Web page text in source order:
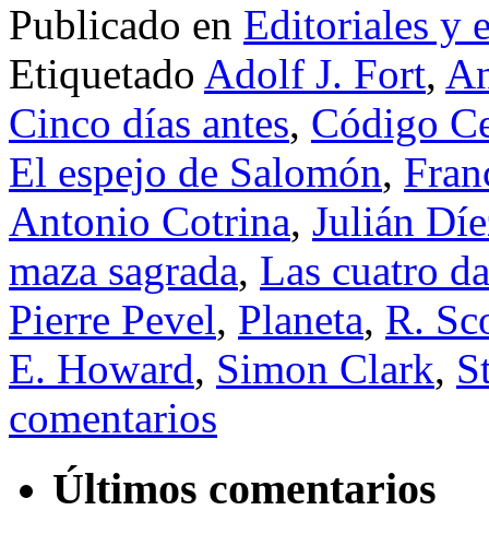
Publicado en Editoriales y
Etiquetado Adolf J. Fort,
Cinco días antes, Código
El espejo de Salomón,
Antonio Cotrina, Julián
maza sagrada, Las cuatro
Pierre Pevel, Planeta, R.
E. Howard, Simon Clark,
comentarios
Últimos comentarios